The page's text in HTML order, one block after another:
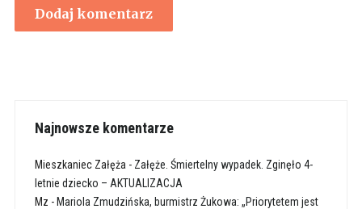
Najnowsze komentarze
Mieszkaniec Załęża - Załęże. Śmiertelny wypadek. Zginęło 4-
letnie dziecko – AKTUALIZACJA
Mz - Mariola Zmudzińska, burmistrz Żukowa: „Priorytetem jest